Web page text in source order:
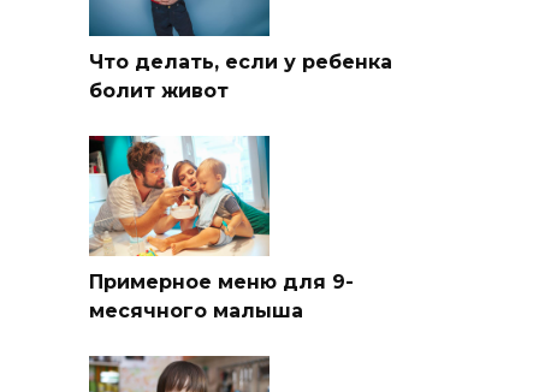
Что делать, если у ребенка
болит живот
Примерное меню для 9-
месячного малыша